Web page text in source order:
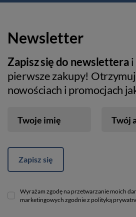
Newsletter
Zapisz się do newsletterai
pierwsze zakupy!
nowościach i promocjach
Twoje imię Twój
Zapisz się
Wyrażam zgodę na przetwarzanie moich
marketingowych zgodnie z polityką